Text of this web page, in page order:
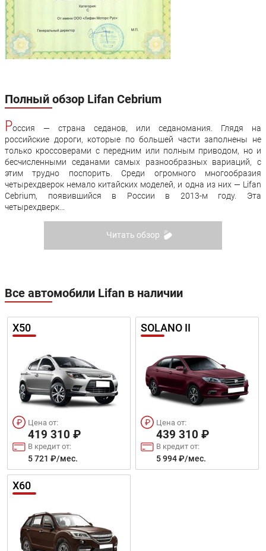
Полный обзор Lifan Cebrium
Россия — страна седанов, или седаномания. Глядя на
российские дороги, которые по большей части заполнены не
только кроссоверами с передним или полным приводом, но и
бесчисленными седанами самых разнообразных вариаций, с
этим трудно поспорить. Среди огромного многообразия
четырехдверок немало китайских моделей, и одна из них — Lifan
Cebrium, появившийся в России в 2013-м году. Эта
четырехдверк...
Читать обзор
Все автомобили Lifan в наличии
X50
Цена от:
419 310 ₽
В кредит от:
5 721 ₽/мес.
SOLANO II
Цена от:
439 310 ₽
В кредит от:
5 994 ₽/мес.
X60